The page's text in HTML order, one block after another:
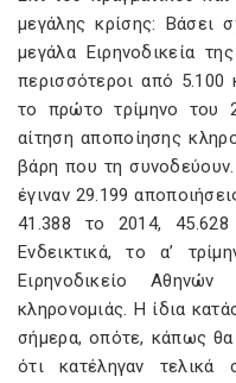
μεγάλης κρίσης: Βάσει
μεγάλα Ειρηνοδικεία
περισσότεροι από 5.100
το πρώτο τρίμηνο του
αίτηση αποποίησης
βάρη που τη
έγιναν 29.199
41.388 το 2014,
Ενδεικτικά, το α’
Ειρηνοδικείο
κληρονομιάς. Η ίδια
σήμερα, οπότε, κάπως
ότι κατέληγαν